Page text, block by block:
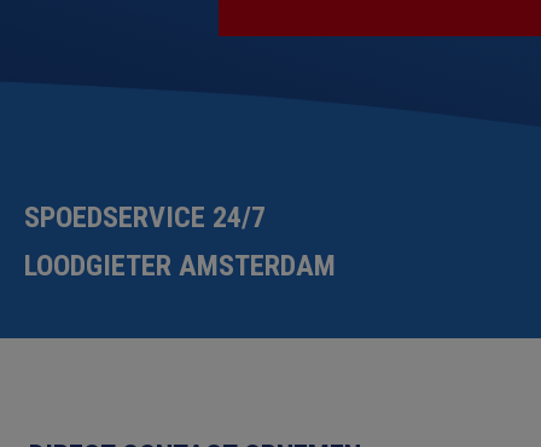
SPOEDSERVICE 24/7
LOODGIETER AMSTERDAM